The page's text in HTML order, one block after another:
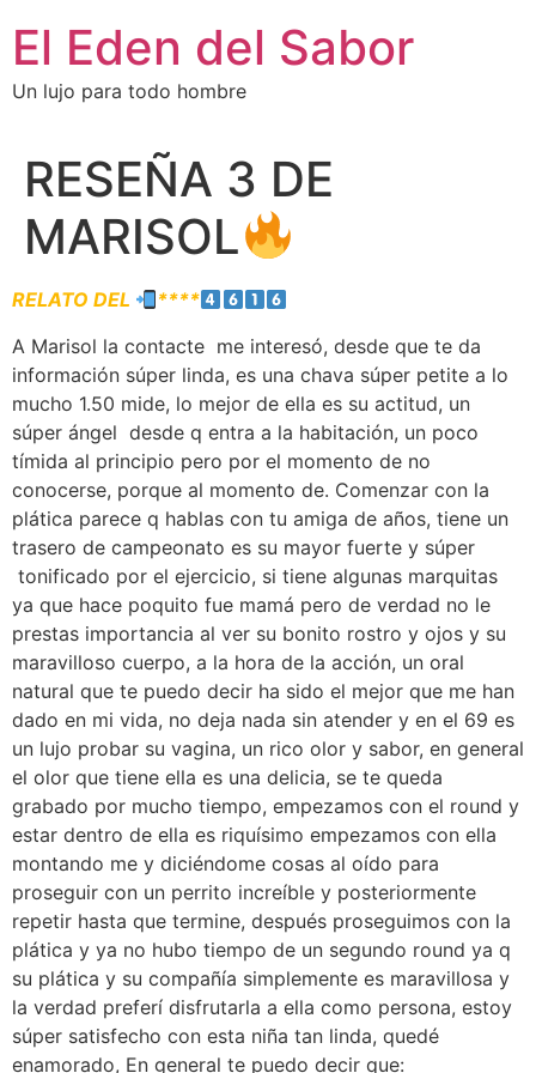
El Eden del Sabor
Un lujo para todo hombre
RESEÑA 3 DE
MARISOL
RELATO DEL
****
A Marisol la contacte me interesó, desde que te da
información súper linda, es una chava súper petite a lo
mucho 1.50 mide, lo mejor de ella es su actitud, un
súper ángel desde q entra a la habitación, un poco
tímida al principio pero por el momento de no
conocerse, porque al momento de. Comenzar con la
plática parece q hablas con tu amiga de años, tiene un
trasero de campeonato es su mayor fuerte y súper
tonificado por el ejercicio, si tiene algunas marquitas
ya que hace poquito fue mamá pero de verdad no le
prestas importancia al ver su bonito rostro y ojos y su
maravilloso cuerpo, a la hora de la acción, un oral
natural que te puedo decir ha sido el mejor que me han
dado en mi vida, no deja nada sin atender y en el 69 es
un lujo probar su vagina, un rico olor y sabor, en general
el olor que tiene ella es una delicia, se te queda
grabado por mucho tiempo, empezamos con el round y
estar dentro de ella es riquísimo empezamos con ella
montando me y diciéndome cosas al oído para
proseguir con un perrito increíble y posteriormente
repetir hasta que termine, después proseguimos con la
plática y ya no hubo tiempo de un segundo round ya q
su plática y su compañía simplemente es maravillosa y
la verdad preferí disfrutarla a ella como persona, estoy
súper satisfecho con esta niña tan linda, quedé
enamorado, En general te puedo decir que: